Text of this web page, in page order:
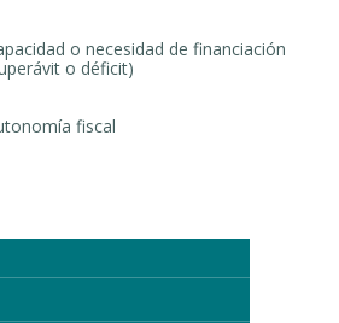
o necesidad de financiación
o déficit)
fiscal